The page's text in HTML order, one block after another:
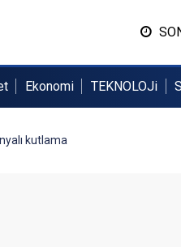
Ekonomi TEKNOLOJi
kutlama